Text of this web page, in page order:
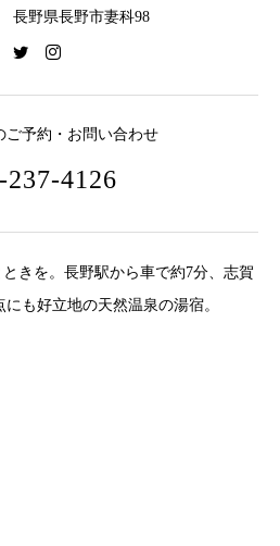
長野県長野市妻科98
予約・お問い合わせ
237-4126
きを。長野駅から車で約7分、志賀
も好立地の天然温泉の湯宿。